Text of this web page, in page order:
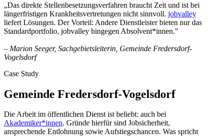
„Das direkte Stellenbesetzungsverfahren braucht Zeit und ist bei
längerfristigen Krankheitsvertretungen nicht sinnvoll. jobvalley
liefert Lösungen. Der Vorteil: Andere Dienstleister bieten nur das
Standardportfolio, jobvalley hingegen Absolvent*innen.”
– Marion Seeger, Sachgebietsleiterin, Gemeinde Fredersdorf-
Vogelsdorf
Case Study
Gemeinde Fredersdorf-Vogelsdorf
Die Arbeit im öffentlichen Dienst ist beliebt: auch bei
Akademiker*innen. Gründe hierfür sind Jobsicherheit,
ansprechende Entlohnung sowie Aufstiegschancen. Was spricht